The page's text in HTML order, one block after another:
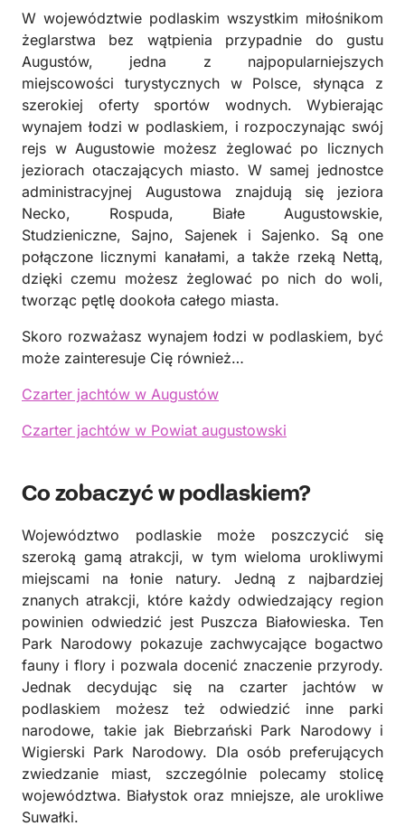
W województwie podlaskim wszystkim miłośnikom
żeglarstwa bez wątpienia przypadnie do gustu
Augustów, jedna z najpopularniejszych
miejscowości turystycznych w Polsce, słynąca z
szerokiej oferty sportów wodnych. Wybierając
wynajem łodzi w podlaskiem, i rozpoczynając swój
rejs w Augustowie możesz żeglować po licznych
jeziorach otaczających miasto. W samej jednostce
administracyjnej Augustowa znajdują się jeziora
Necko, Rospuda, Białe Augustowskie,
Studzieniczne, Sajno, Sajenek i Sajenko. Są one
połączone licznymi kanałami, a także rzeką Nettą,
dzięki czemu możesz żeglować po nich do woli,
tworząc pętlę dookoła całego miasta.
Skoro rozważasz wynajem łodzi w podlaskiem, być
może zainteresuje Cię również…
Czarter jachtów w Augustów
Czarter jachtów w Powiat augustowski
Co zobaczyć w podlaskiem?
Województwo podlaskie może poszczycić się
szeroką gamą atrakcji, w tym wieloma urokliwymi
miejscami na łonie natury. Jedną z najbardziej
znanych atrakcji, które każdy odwiedzający region
powinien odwiedzić jest Puszcza Białowieska. Ten
Park Narodowy pokazuje zachwycające bogactwo
fauny i flory i pozwala docenić znaczenie przyrody.
Jednak decydując się na czarter jachtów w
podlaskiem możesz też odwiedzić inne parki
narodowe, takie jak Biebrzański Park Narodowy i
Wigierski Park Narodowy. Dla osób preferujących
zwiedzanie miast, szczególnie polecamy stolicę
województwa. Białystok oraz mniejsze, ale urokliwe
Suwałki.